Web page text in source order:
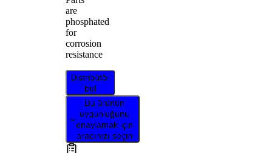
are
phosphated
for
corrosion
resistance
Distribütör
bul
Bu ürünün
uygunluğunu
onaylamak için
aracınızı seçin